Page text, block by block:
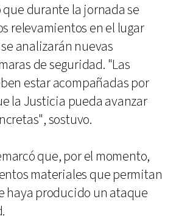
durante la jornada se
relevamientos en el lugar
analizarán nuevas
de seguridad. "Las
estar acompañadas por
la Justicia pueda avanzar
sostuvo.
que, por el momento,
materiales que permitan
haya producido un ataque